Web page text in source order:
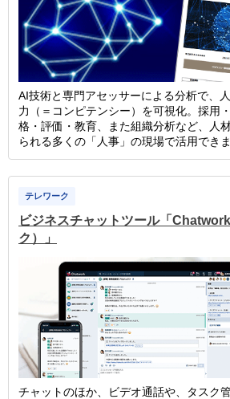
AI技術と専門アセッサーによる分析で、
力（＝コンピテンシー）を可視化。採用
格・評価・教育、また組織分析など、人
られる多くの「人事」の現場で活用できま
テレワーク
ビジネスチャットツール「
ク）」
チャットのほか、ビデオ通話や、タスク